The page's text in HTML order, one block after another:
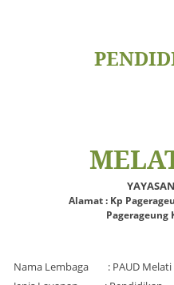
Alamat : Kp
Pagerageung
Nama Lembaga : PAUD Melati